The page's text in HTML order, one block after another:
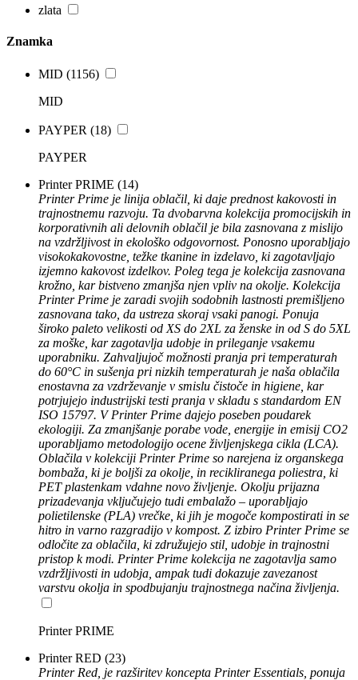
zlata
Znamka
MID (1156)
MID
PAYPER (18)
PAYPER
Printer PRIME (14)
Printer Prime je linija oblačil, ki daje prednost kakovosti in
trajnostnemu razvoju. Ta dvobarvna kolekcija promocijskih in
korporativnih ali delovnih oblačil je bila zasnovana z mislijo
na vzdržljivost in ekološko odgovornost. Ponosno uporabljajo
visokokakovostne, težke tkanine in izdelavo, ki zagotavljajo
izjemno kakovost izdelkov. Poleg tega je kolekcija zasnovana
krožno, kar bistveno zmanjša njen vpliv na okolje. Kolekcija
Printer Prime je zaradi svojih sodobnih lastnosti premišljeno
zasnovana tako, da ustreza skoraj vsaki panogi. Ponuja
široko paleto velikosti od XS do 2XL za ženske in od S do 5XL
za moške, kar zagotavlja udobje in prileganje vsakemu
uporabniku. Zahvaljujoč možnosti pranja pri temperaturah
do 60°C in sušenja pri nizkih temperaturah je naša oblačila
enostavna za vzdrževanje v smislu čistoče in higiene, kar
potrjujejo industrijski testi pranja v skladu s standardom EN
ISO 15797. V Printer Prime dajejo poseben poudarek
ekologiji. Za zmanjšanje porabe vode, energije in emisij CO2
uporabljamo metodologijo ocene življenjskega cikla (LCA).
Oblačila v kolekciji Printer Prime so narejena iz organskega
bombaža, ki je boljši za okolje, in recikliranega poliestra, ki
PET plastenkam vdahne novo življenje. Okolju prijazna
prizadevanja vključujejo tudi embalažo – uporabljajo
polietilenske (PLA) vrečke, ki jih je mogoče kompostirati in se
hitro in varno razgradijo v kompost. Z izbiro Printer Prime se
odločite za oblačila, ki združujejo stil, udobje in trajnostni
pristop k modi. Printer Prime kolekcija ne zagotavlja samo
vzdržljivosti in udobja, ampak tudi dokazuje zavezanost
varstvu okolja in spodbujanju trajnostnega načina življenja.
Printer PRIME
Printer RED (23)
Printer Red, je razširitev koncepta Printer Essentials, ponuja